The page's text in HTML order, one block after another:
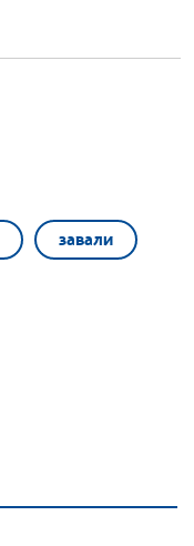
завали